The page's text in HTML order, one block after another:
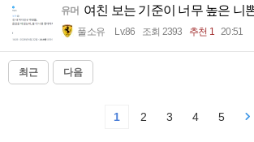
유머 여친 보는 기준이 너무 높은 니
풀소유 Lv.86 조회 2393 추천 1 20:51
최근 다음
1 2 3 4 5